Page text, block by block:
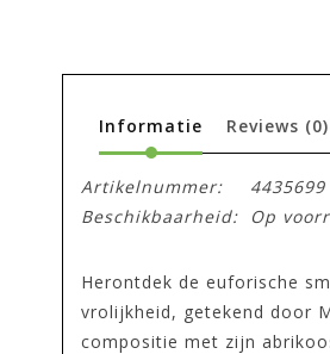
Informatie Reviews (0)
Artikelnummer:
4435699
Beschikbaarheid:
Op
Herontdek de euforische
vrolijkheid, getekend door
compositie met zijn